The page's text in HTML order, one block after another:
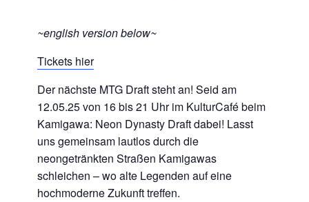
~english version below~
Tickets hier
Der nächste MTG Draft steht an! Seid am
12.05.25 von 16 bis 21 Uhr im KulturCafé beim
Kamigawa: Neon Dynasty Draft dabei! Lasst
uns gemeinsam lautlos durch die
neongetränkten Straßen Kamigawas
schleichen – wo alte Legenden auf eine
hochmoderne Zukunft treffen.